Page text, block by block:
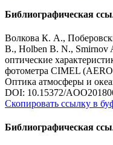
Библиографическая
Волкова К. А.,
В., Holben B. N., Smirnov
оптические
фотометра CIMEL
Оптика атмосферы и
DOI: 10.15372/
Скопировать ссылку в
Библиографическая